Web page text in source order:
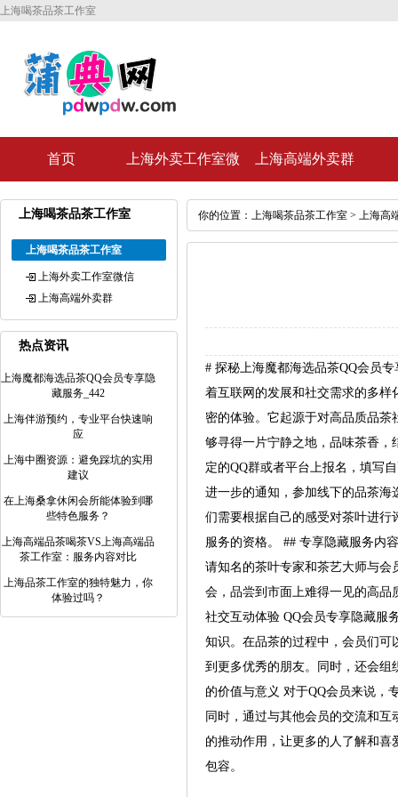
上海喝茶品茶工作室
首页 上海外卖工作室微
信
上海高端外卖群
上海喝茶品茶工作室
上海喝茶品茶工作室
上海外卖工作室微信
上海高端外卖群
热点资讯
上海魔都海选品茶QQ会员专享隐
藏服务_442
上海伴游预约，专业平台快速响
应
上海中圈资源：避免踩坑的实用
建议
在上海桑拿休闲会所能体验到哪
些特色服务？
上海高端品茶喝茶VS上海高端品
茶工作室：服务内容对比
上海品茶工作室的独特魅力，你
体验过吗？
你的位置： 上海喝茶品茶工作室 > 上海高
# 探秘上海魔都海选品茶QQ会员
着互联网的发展和社交需求的多样
密的体验。它起源于对高品质品
够寻得一片宁静之地，品味茶香，
定的QQ群或者平台上报名，填写
进一步的通知，参加线下的品茶
们需要根据自己的感受对茶叶进行
服务的资格。 ## 专享隐藏服务内
请知名的茶叶专家和茶艺大师与
会，品尝到市面上难得一见的高品
社交互动体验 QQ会员专享隐藏服
知识。在品茶的过程中，会员们
到更多优秀的朋友。同时，还会组
的价值与意义 对于QQ会员来说，
同时，通过与其他会员的交流和
的推动作用，让更多的人了解和
包容。